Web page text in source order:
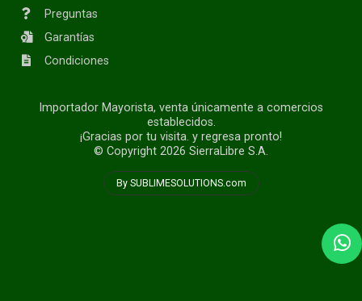
Preguntas
Garantías
Condiciones
Importador Mayorista, venta únicamente a comercios
establecidos.
¡Gracias por tu visita. y regresa pronto!
© Copyright 2026 SierraLibre S.A.
By SUBLIMESOLUTIONS.com